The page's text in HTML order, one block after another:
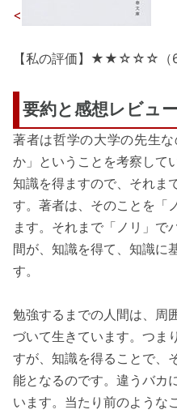
<
【私の評価】★★☆☆☆（
要約と感想レビュー
著者は哲学の大学の先生
か」ということを考察して
知識を得ますので、それま
す。著者は、そのことを「
ます。それまで「ノリ」で
間が、知識を得て、知識に
す。
勉強するまでの人間は、周
づいて生きています。つま
すが、知識を得ることで、
能となるのです。違うバカ
います。当たり前のような